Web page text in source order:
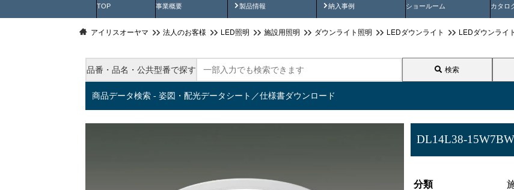
TOP 事業概要 製品情報
製品動画 納入事例
納入事例動画 ショールーム カタロ
アイリスオーヤマ 法人のお客様 LED照明 施設用照明 ダウンライト照明 LEDダウンライト LEDダウンライト
品番・品名・公共型番で探す 検索
商品データ検索 - 姿図・配光データシート／仕様書ダウンロード
DL14L38-
分類